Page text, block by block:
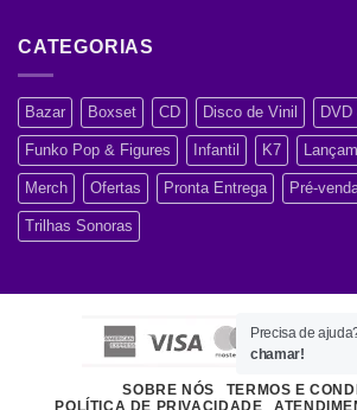
CATEGORIAS
Bazar Boxset CD Disco de Vinil
Funko Pop & Figures Infantil K7
Merch Ofertas Pronta Entrega Pré-
Trilhas Sonoras
SOBRE NÓS
TERMOS E
Precisa de
chamar!